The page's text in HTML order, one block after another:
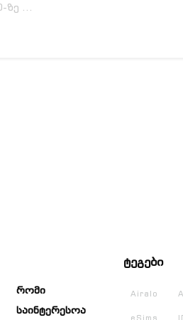
ზე ...
Რომი
Საინტერესოა
ტეგები
Airalo
eSims